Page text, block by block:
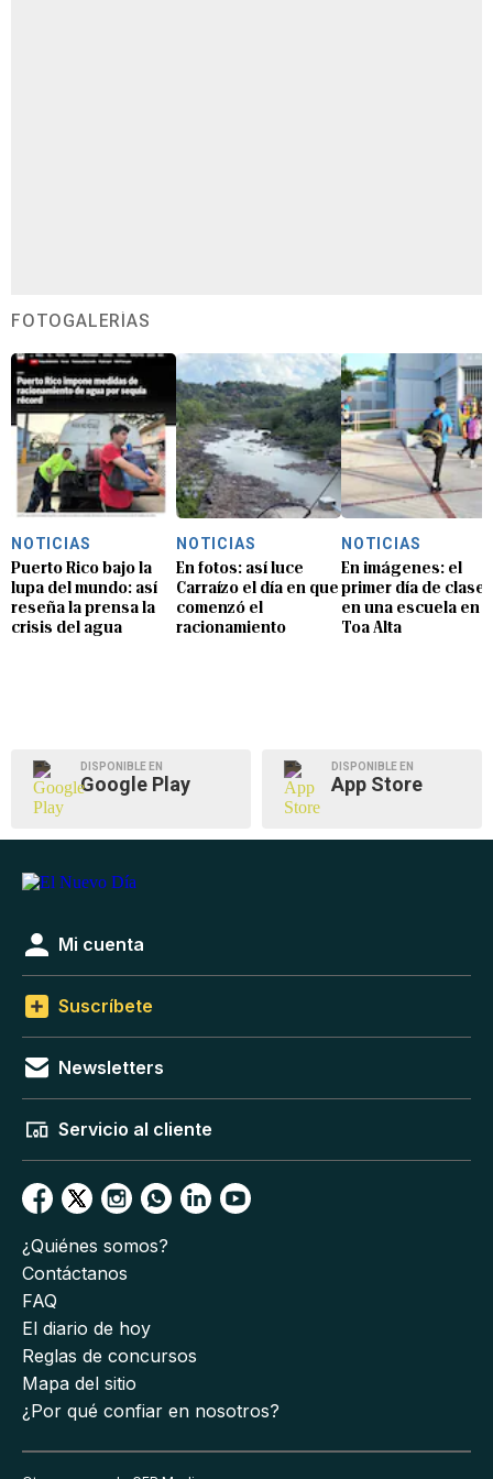
FOTOGALERÍAS
NOTICIAS
Puerto Rico bajo la
lupa del mundo: así
reseña la prensa la
crisis del agua
NOTICIAS
En fotos: así luce
Carraízo el día en que
comenzó el
racionamiento
NOTICIAS
En imágenes: el
primer día de clases
en una escuela en
Toa Alta
DISPONIBLE EN
Google Play
DISPONIBLE EN
App Store
Mi cuenta
Suscríbete
Newsletters
Servicio al cliente
¿Quiénes somos?
Contáctanos
FAQ
El diario de hoy
Reglas de concursos
Mapa del sitio
¿Por qué confiar en nosotros?